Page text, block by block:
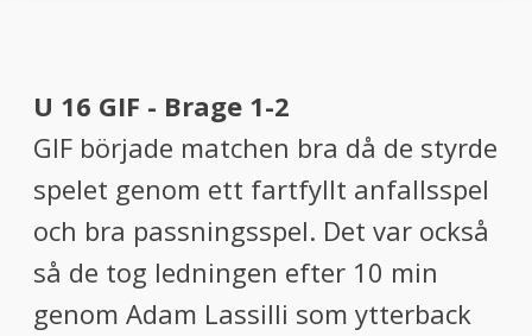
U 16 GIF - Brage 1-2
GIF började matchen bra då de styrde
spelet genom ett fartfyllt anfallsspel
och bra passningsspel. Det var också
så de tog ledningen efter 10 min
genom Adam Lassilli som ytterback